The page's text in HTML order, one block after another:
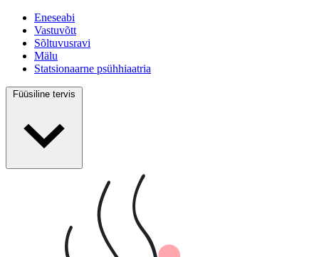
Eneseabi
Vastuvõtt
Sõltuvusravi
Mälu
Statsionaarne psühhiaatria
Füüsiline tervis